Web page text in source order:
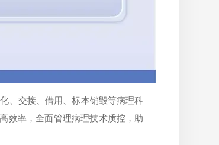
、交接、借用、标本销毁等病理科
效率，全面管理病理技术质控，助